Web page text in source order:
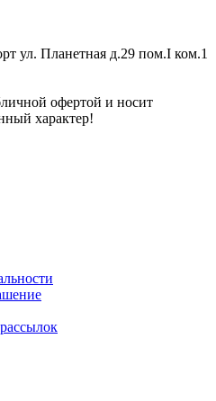
ул. Планетная д.29 пом.I ком.1
офертой и носит
характер!